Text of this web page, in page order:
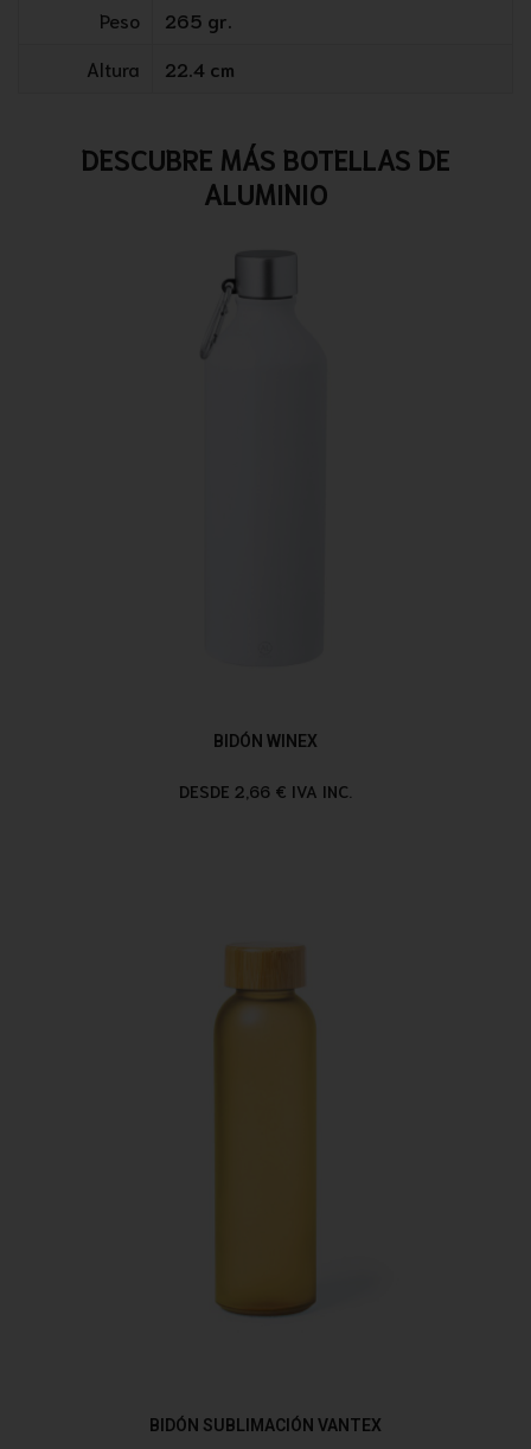
Peso
265 gr.
Altura
22.4 cm
DESCUBRE MÁS BOTELLAS DE
ALUMINIO
BIDÓN WINEX
DESDE 2,66 € IVA INC.
BIDÓN SUBLIMACIÓN VANTEX